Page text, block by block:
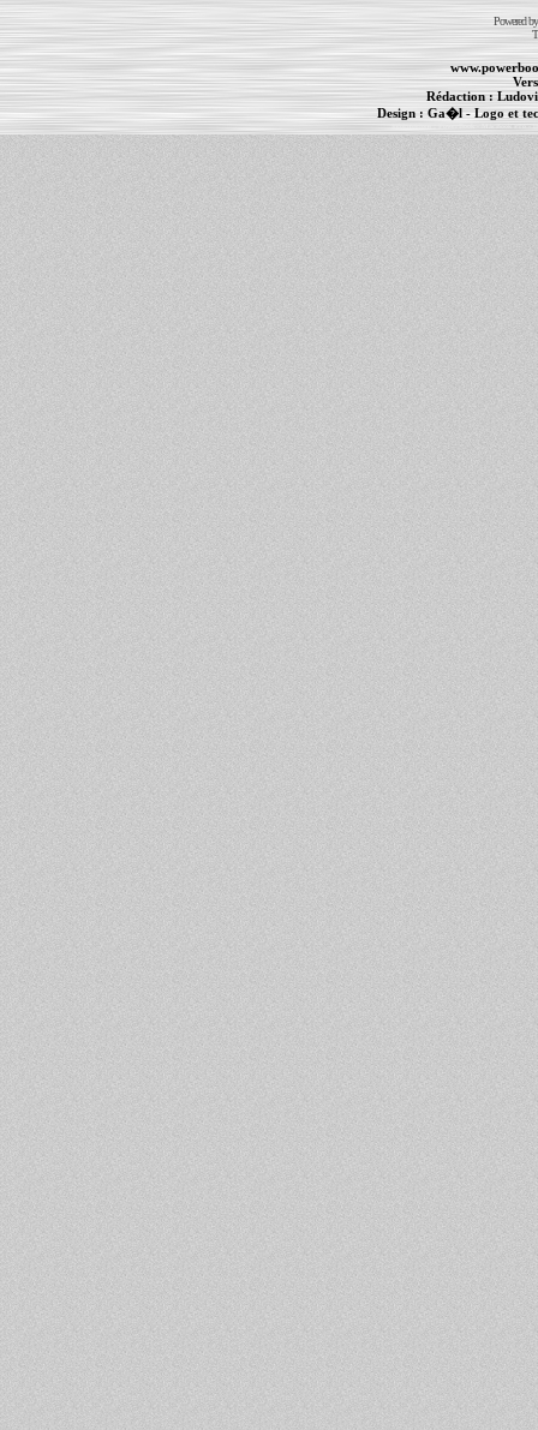
Powered
Rédaction :
Design : Ga�l- Logo et
MacBook Pro-